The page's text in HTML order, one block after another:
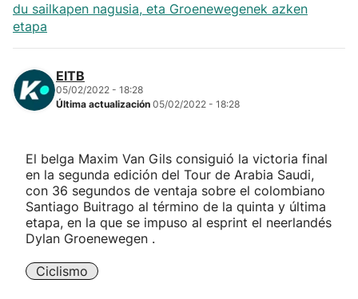
Carreras de montaña
Más deportes
"Helmuga"
du sailkapen nagusia, eta Groenewegenek azken
etapa
EITB
05/02/2022 - 18:28
Última actualización 05/02/2022 - 18:28
El belga Maxim Van Gils consiguió la victoria final
en la segunda edición del Tour de Arabia Saudi,
con 36 segundos de ventaja sobre el colombiano
Santiago Buitrago al término de la quinta y última
etapa, en la que se impuso al esprint el neerlandés
Dylan Groenewegen .
Ciclismo